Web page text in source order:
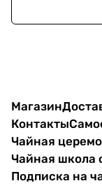
Магазин
Контакты
Чайная
Чайная школа
Подписка на